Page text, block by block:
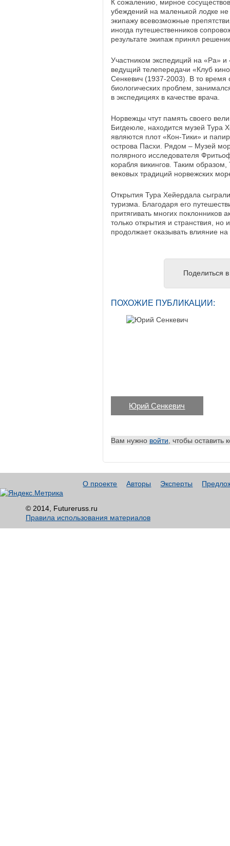
К сожалению, мирное
убеждений на маленькой лодке
экипажу всевозможные
иногда путешественников
результате экипаж принял
Участником экспедиций на «Ра»
ведущий телепередачи «Клуб
Сенкевич (1937-2003). В то время
биологических проблем,
в экспедициях в качестве врача.
Норвежцы чтут память своего
Бигдеюле, находится музей Тура
являются плот «Кон-Тики» и
острова Пасхи. Рядом – Музей
полярного исследователя
корабля викингов. Таким
вековых традиций норвежских
Открытия Тура Хейердала
туризма. Благодаря его
притягивать многих поклонников
только открытия и странствия,
продолжает оказывать влияние
Поделиться
ПОХОЖИЕ ПУБЛИКАЦИИ:
Юрий Сенкевич
Вам нужно войти , чтобы оставить
О проекте Авторы Эксперты
© 2014, Futureruss.ru
Правила использования материалов